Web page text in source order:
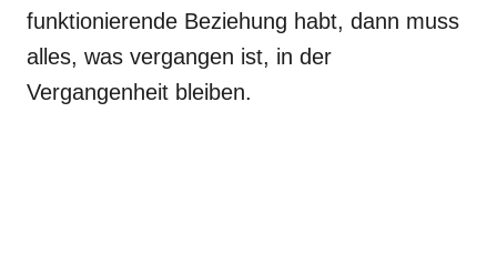
funktionierende Beziehung habt, dann muss
alles, was vergangen ist, in der
Vergangenheit bleiben.